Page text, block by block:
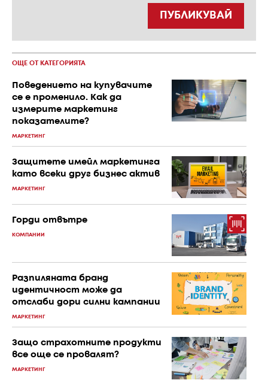
ПУБЛИКУВАЙ
ОЩЕ ОТ КАТЕГОРИЯТА
Поведението на купувачите
се е променило. Как да
измерите маркетинг
показателите?
МАРКЕТИНГ
Защитете имейл маркетинга
като всеки друг бизнес актив
МАРКЕТИНГ
Горди отвътре
КОМПАНИИ
Разпиляната бранд
идентичност може да
отслаби дори силни кампании
МАРКЕТИНГ
Защо страхотните продукти
все още се провалят?
МАРКЕТИНГ